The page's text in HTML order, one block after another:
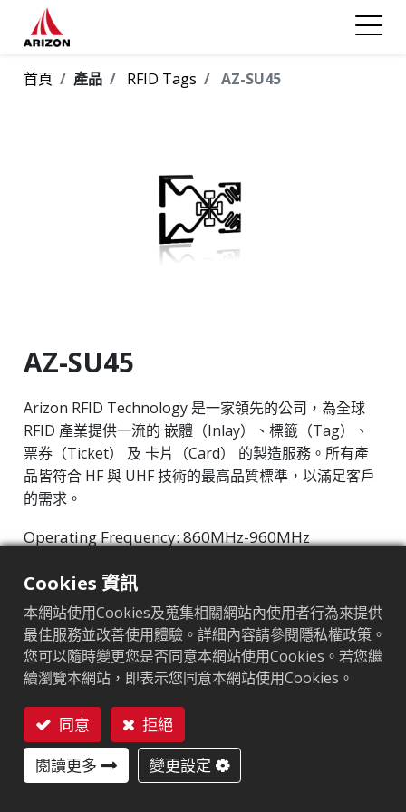
首頁 產品 RFID Tags AZ-SU45
AZ-SU45
Arizon RFID Technology 是一家領先的公司，為全球
RFID 產業提供一流的 嵌體（Inlay）、標籤（Tag）、
票券（Ticket） 及 卡片（Card） 的製造服務。所有產
品皆符合 HF 與 UHF 技術的最高品質標準，以滿足客戶
的需求。
Operating Frequency: 860MHz-960MHz
Protocol: EPC Class1 Gen2 ‧ ISO/IEC 18000-63
市場區隔:航空業
晶片:Monza 4QT
天線尺寸（mm）:60x40
EPC記憶體:128 bits
用戶記憶體:512 bits
Cookies 資訊
本網站使用Cookies及蒐集相關網站內使用者行為來提供
最佳服務並改善使用體驗。詳細內容請參閱隱私權政策。
您可以隨時變更您是否同意本網站使用Cookies。若您繼
續瀏覽本網站，即表示您同意本網站使用Cookies。
同意
拒絕
閱讀更多
變更設定